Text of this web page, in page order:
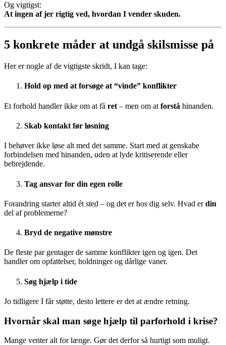
Og vigtigst:
At ingen af jer rigtig ved, hvordan I vender skuden.
5 konkrete måder at undgå skilsmisse på
Her er nogle af de vigtigste skridt, I kan tage:
Hold op med at forsøge at “vinde” konflikter
Et forhold handler ikke om at få ret – men om at forstå hinanden.
Skab kontakt før løsning
I behøver ikke løse alt med det samme. Start med at genskabe
forbindelsen med hinanden, uden at lyde kritiserende eller
bebrejdende.
Tag ansvar for din egen rolle
Forandring starter altid ét sted – og det er hos dig selv. Hvad erdin
del af problemerne?
Bryd de negative mønstre
De fleste par gentager de samme konflikter igen og igen. Det
handler om opfattelser, holdninger og dårlige vaner.
Søg hjælp i tide
Jo tidligere I får støtte, desto lettere er det at ændre retning.
Hvornår skal man søge hjælp til parforhold i krise?
Mange venter alt for længe. Gør det derfor så hurtigt som muligt.